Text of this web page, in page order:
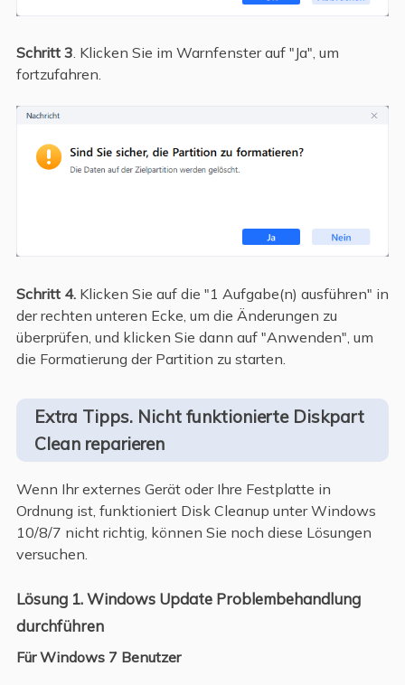
Schritt 3. Klicken Sie im Warnfenster auf "Ja", um
fortzufahren.
Schritt 4. Klicken Sie auf die "1 Aufgabe(n) ausführen" in
der rechten unteren Ecke, um die Änderungen zu
überprüfen, und klicken Sie dann auf "Anwenden", um
die Formatierung der Partition zu starten.
Extra Tipps. Nicht funktionierte Diskpart
Clean reparieren
Wenn Ihr externes Gerät oder Ihre Festplatte in
Ordnung ist, funktioniert Disk Cleanup unter Windows
10/8/7 nicht richtig, können Sie noch diese Lösungen
versuchen.
Lösung 1. Windows Update Problembehandlung
durchführen
Für Windows 7 Benutzer